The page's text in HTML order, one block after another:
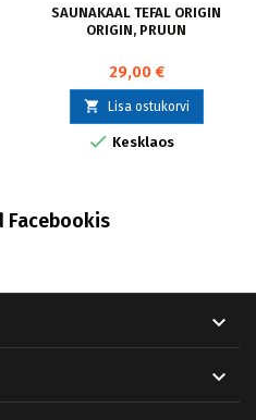
SAUNAKAAL TEFAL ORIGIN
ORIGIN, PRUUN
29,00 €
 Lisa ostukorvi
 Kesklaos
Facebookis

